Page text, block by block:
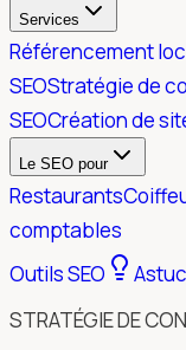
Services
Référencement
SEOStratégie de
SEOCréation de
Le SEO pour
Restaurants
comptables
Outils SEO
STRATÉGIE DE